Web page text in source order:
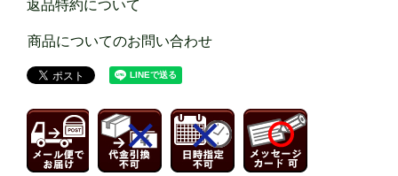
返品特約について
商品についてのお問い合わせ